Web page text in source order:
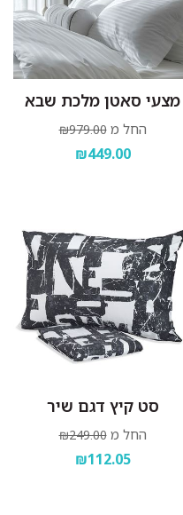
מצעי סאטן מלכת שבא
החל מ ₪979.00
₪449.00
סט קיץ דגם שיר
החל מ ₪249.00
₪112.05